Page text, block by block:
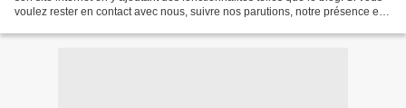
voulez rester en contact avec nous, suivre nos parutions, notre présence en